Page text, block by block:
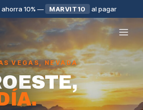
10% — MARVIT10 al pagar
VEGAS, NEVADA